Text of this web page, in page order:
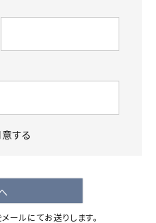
する
ールにてお送りします。